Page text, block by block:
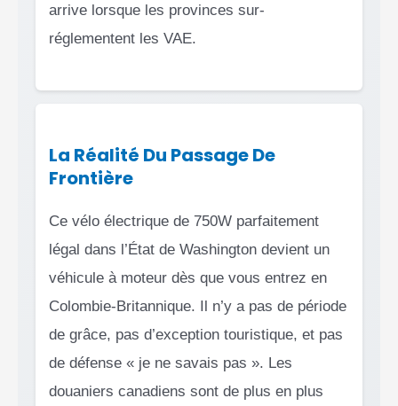
arrive lorsque les provinces sur-
réglementent les VAE.
La Réalité Du Passage De
Frontière
Ce vélo électrique de 750W parfaitement
légal dans l’État de Washington devient un
véhicule à moteur dès que vous entrez en
Colombie-Britannique. Il n’y a pas de période
de grâce, pas d’exception touristique, et pas
de défense « je ne savais pas ». Les
douaniers canadiens sont de plus en plus